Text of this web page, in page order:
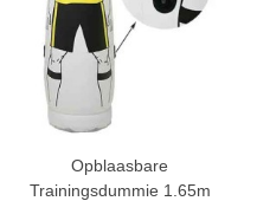
Opblaasbare
Trainingsdummie 1.65m